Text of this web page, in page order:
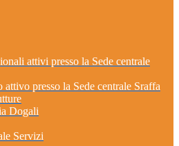
attivi presso la Sede centrale
presso la Sede centrale Sraffa
Dogali
Servizi